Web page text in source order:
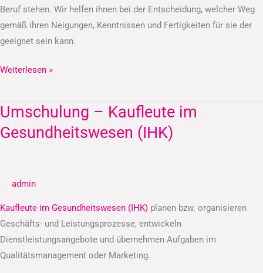
Beruf stehen. Wir helfen ihnen bei der Entscheidung, welcher Weg
gemäß ihren Neigungen, Kenntnissen und Fertigkeiten für sie der
geeignet sein kann.
Weiterlesen »
Umschulung – Kaufleute im
Gesundheitswesen (IHK)
admin
Kaufleute im Gesundheitswesen (IHK) planen bzw. organisieren
Geschäfts- und Leistungsprozesse, entwickeln
Dienstleistungsangebote und übernehmen Aufgaben im
Qualitätsmanagement oder Marketing.
Umschulung
–
Kaufleute
(IHK)